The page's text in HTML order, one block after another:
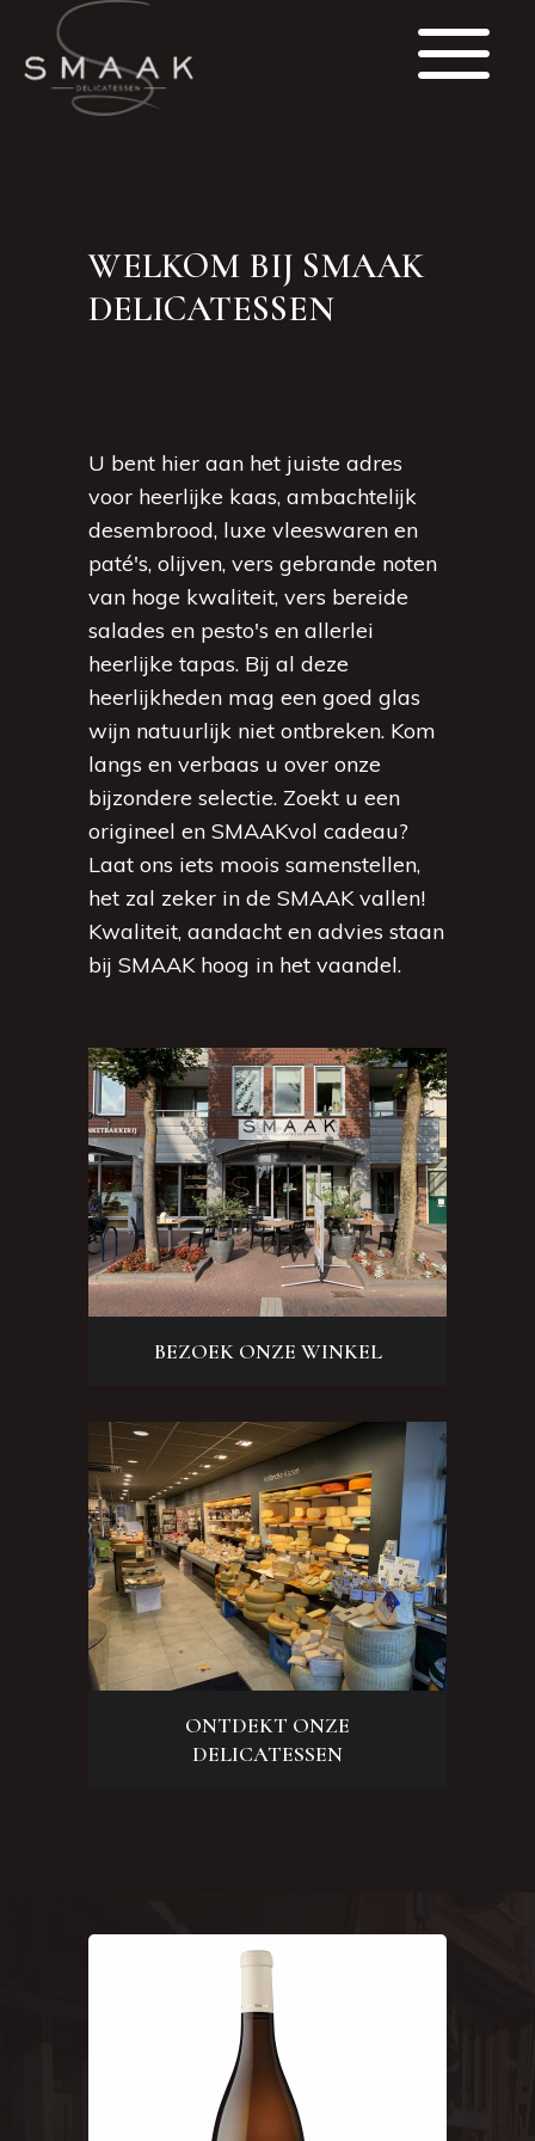
WELKOM BIJ SMAAK
DELICATESSEN
U bent hier aan het juiste adres
voor heerlijke kaas, ambachtelijk
desembrood, luxe vleeswaren en
paté's, olijven, vers gebrande noten
van hoge kwaliteit, vers bereide
salades en pesto's en allerlei
heerlijke tapas. Bij al deze
heerlijkheden mag een goed glas
wijn natuurlijk niet ontbreken. Kom
langs en verbaas u over onze
bijzondere selectie. Zoekt u een
origineel en SMAAKvol cadeau?
Laat ons iets moois samenstellen,
het zal zeker in de SMAAK vallen!
Kwaliteit, aandacht en advies staan
bij SMAAK hoog in het vaandel.
BEZOEK ONZE WINKEL
ONTDEKT ONZE
DELICATESSEN